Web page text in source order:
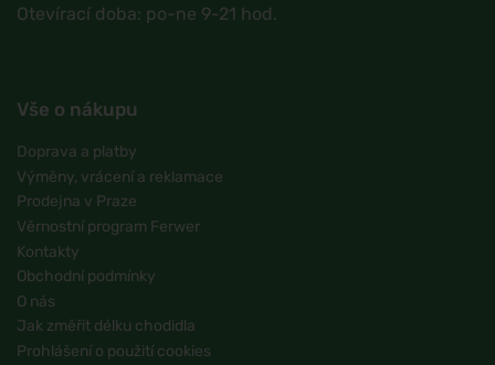
Otevírací doba: po-ne 9-21 hod.
Vše o nákupu
Doprava a platby
Výměny, vrácení a reklamace
Prodejna v Praze
Věrnostní program Ferwer
Kontakty
Obchodní podmínky
O nás
Jak změřit délku chodidla
Prohlášení o použití cookies